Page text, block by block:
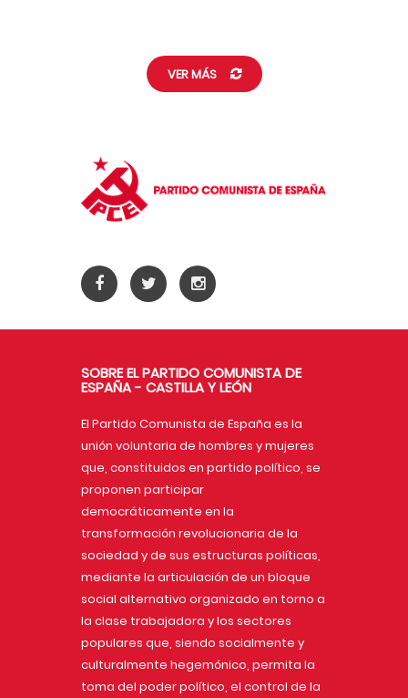
VER MÁS
SOBRE EL PARTIDO COMUNISTA DE
ESPAÑA - CASTILLA Y LEÓN
El Partido Comunista de España es la
unión voluntaria de hombres y mujeres
que, constituidos en partido político, se
proponen participar
democráticamente en la
transformación revolucionaria de la
sociedad y de sus estructuras políticas,
mediante la articulación de un bloque
social alternativo organizado en torno a
la clase trabajadora y los sectores
populares que, siendo socialmente y
culturalmente hegemónico, permita la
toma del poder político, el control de la